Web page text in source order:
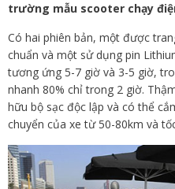
trường mẫu scooter chạy
Có hai phiên bản, một được
chuẩn và một sử dụng pin
tương ứng 5-7 giờ và 3-5 giờ,
nhanh 80% chỉ trong 2 giờ.
hữu bộ sạc độc lập và có thể
chuyển của xe từ 50-80km và